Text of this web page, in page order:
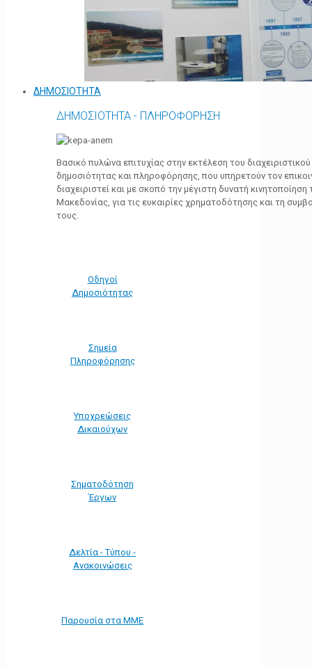
ΔΗΜΟΣΙΟΤΗΤΑ
ΔΗΜΟΣΙΟΤΗΤΑ - ΠΛΗΡΟΦΟΡΗΣΗ
Βασικό πυλώνα επιτυχίας στην εκτέλεση του
δημοσιότητας και πληροφόρησης, που υπηρετούν τον
διαχειριστεί και με σκοπό την μέγιστη δυνατή
Μακεδονίας, για τις ευκαιρίες χρηματοδότησης και τη
τους.
Οδηγοί
Δημοσιότητας
Σημεία
Πληροφόρησης
Υποχρεώσεις
Δικαιούχων
Σηματοδότηση
Έργων
Δελτία - Τύπου -
Ανακοινώσεις
Παρουσία στα ΜΜΕ